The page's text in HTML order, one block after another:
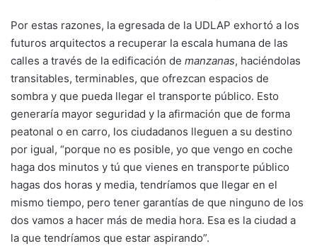
Por estas razones, la egresada de la UDLAP exhortó a los
futuros arquitectos a recuperar la escala humana de las
calles a través de la edificación de manzanas, haciéndolas
transitables, terminables, que ofrezcan espacios de
sombra y que pueda llegar el transporte público. Esto
generaría mayor seguridad y la afirmación que de forma
peatonal o en carro, los ciudadanos lleguen a su destino
por igual, “porque no es posible, yo que vengo en coche
haga dos minutos y tú que vienes en transporte público
hagas dos horas y media, tendríamos que llegar en el
mismo tiempo, pero tener garantías de que ninguno de los
dos vamos a hacer más de media hora. Esa es la ciudad a
la que tendríamos que estar aspirando”.